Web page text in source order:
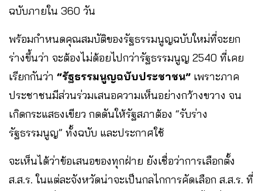
ฉบับภายใน 360 วัน
พร้อมกำหนดคุณสมบัติของรัฐธรรมนูญฉบับใหม่ที่จะยก
ร่างขึ้นว่า จะต้องไม่ด้อยไปกว่ารัฐธรรมนูญ 2540 ที่เคย
เรียกกันว่า “รัฐธรรมนูญฉบับประชาชน” เพราะภาค
ประชาชนมีส่วนร่วมเสนอความเห็นอย่างกว้างขวาง จน
เกิดกระแสธงเขียว กดดันให้รัฐสภาต้อง “รับร่าง
รัฐธรรมนูญ” ทั้งฉบับ และประกาศใช้
จะเห็นได้ว่าข้อเสนอของทุกฝ่าย ยังเชื่อว่าการเลือกตั้ง
ส.ส.ร. ในแต่ละจังหวัดน่าจะเป็นกลไกการคัดเลือก ส.ส.ร. ที่